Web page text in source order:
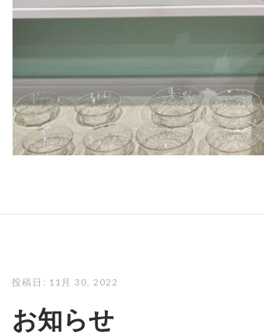
投稿日: 11月 30, 2022
お知らせ